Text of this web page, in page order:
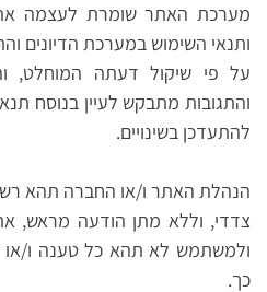
מערכת האתר שומרת לעצמה
ותנאי השימוש במערכת הדיונים
על פי שיקול דעתה המוחלט,
והתגובות מתבקש לעיין בנוסח
להתעדכן בשינויים.
הנהלת האתר ו/או החברה תהא
צדדי, וללא מתן הודעה מראש,
ולמשתמש לא תהא כל טענה ו/או
כך.